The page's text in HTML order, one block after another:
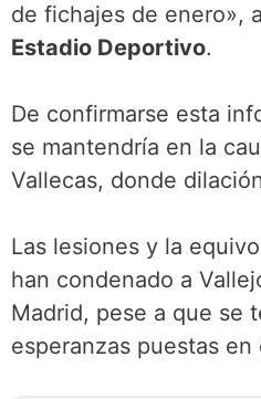
de fichajes de enero»,
Estadio Deportivo.
De confirmarse esta
se mantendría en la
Vallecas, donde
Las lesiones y la
han condenado a
Madrid, pese a que se
esperanzas puestas en